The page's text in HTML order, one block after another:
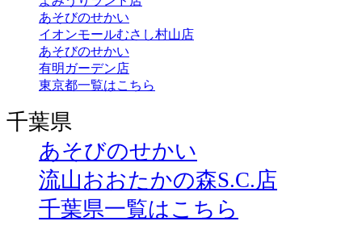
あそびのせかい
イオンモールむさし村山店
あそびのせかい
有明ガーデン店
東京都一覧はこちら
千葉県
あそびのせかい
流山おおたかの森S.C.店
千葉県一覧はこちら